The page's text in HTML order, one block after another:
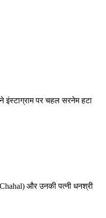
इंस्टाग्राम पर चहल सरनेम हटा
और उनकी पत्नी धनश्री